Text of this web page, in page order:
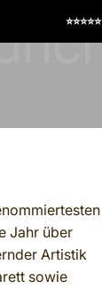
Jahr über
Artistik
sowie